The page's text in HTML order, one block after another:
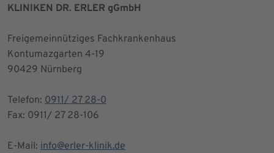
KLINIKEN DR. ERLER gGmbH
Freigemeinnütziges Fachkrankenhaus
Kontumazgarten 4-19
90429 Nürnberg
Telefon: 0911/ 27 28-0
Fax: 0911/ 27 28-106
E-Mail: info@erler-klinik.de